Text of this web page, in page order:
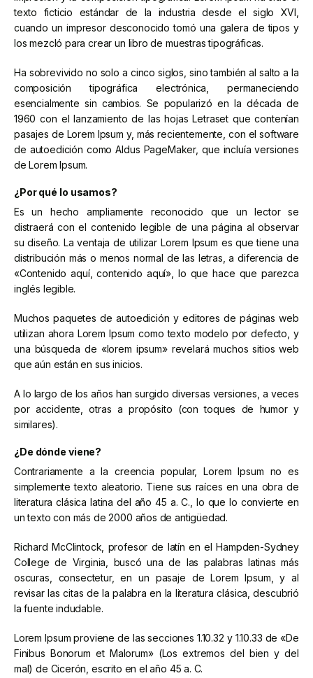
texto ficticio estándar de la industria desde el siglo XVI,
cuando un impresor desconocido tomó una galera de tipos y
los mezcló para crear un libro de muestras tipográficas.
Ha sobrevivido no solo a cinco siglos, sino también al salto a la
composición tipográfica electrónica, permaneciendo
esencialmente sin cambios. Se popularizó en la década de
1960 con el lanzamiento de las hojas Letraset que contenían
pasajes de Lorem Ipsum y, más recientemente, con el software
de autoedición como Aldus PageMaker, que incluía versiones
de Lorem Ipsum.
¿Por qué lo usamos?
Es un hecho ampliamente reconocido que un lector se
distraerá con el contenido legible de una página al observar
su diseño. La ventaja de utilizar Lorem Ipsum es que tiene una
distribución más o menos normal de las letras, a diferencia de
«Contenido aquí, contenido aquí», lo que hace que parezca
inglés legible.
Muchos paquetes de autoedición y editores de páginas web
utilizan ahora Lorem Ipsum como texto modelo por defecto, y
una búsqueda de «lorem ipsum» revelará muchos sitios web
que aún están en sus inicios.
A lo largo de los años han surgido diversas versiones, a veces
por accidente, otras a propósito (con toques de humor y
similares).
¿De dónde viene?
Contrariamente a la creencia popular, Lorem Ipsum no es
simplemente texto aleatorio. Tiene sus raíces en una obra de
literatura clásica latina del año 45 a. C., lo que lo convierte en
un texto con más de 2000 años de antigüedad.
Richard McClintock, profesor de latín en el Hampden-Sydney
College de Virginia, buscó una de las palabras latinas más
oscuras, consectetur, en un pasaje de Lorem Ipsum, y al
revisar las citas de la palabra en la literatura clásica, descubrió
la fuente indudable.
Lorem Ipsum proviene de las secciones 1.10.32 y 1.10.33 de «De
Finibus Bonorum et Malorum» (Los extremos del bien y del
mal) de Cicerón, escrito en el año 45 a. C.